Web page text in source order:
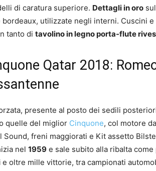
di caratura superiore. Dettagli in oro
bordeaux, utilizzate negli interni. Cuscini
tanto di tavolino in legno porta-flute
Qatar 2018:
presente al posto dei sedili
quelle del miglior Cinquone, col motore da
Sound, freni maggiorati e Kit assetto
nel 1959 e sale subito alla ribalta
e oltre mille vittorie, tra campionati